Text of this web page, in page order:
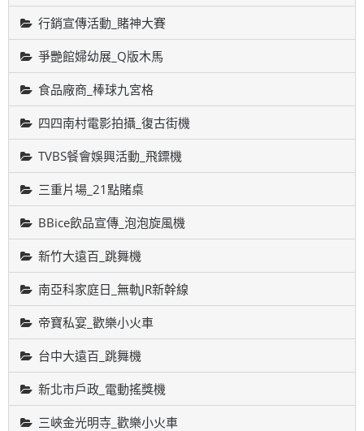
行銷宣傳活動_賭神大賽
爭艷館婦幼展_Q版木馬
食品廠商_棒球九宮格
四四南村電影拍攝_復古街機
TVBS餐會娛興活動_飛鏢機
三重片場_21點賭桌
BBice飲品宣傳_泡泡旋風機
新竹大遠百_跳舞機
南亞科家庭日_無軌JR新幹線
帝寶私宴_歡樂小火車
台中大遠百_跳舞機
新北市戶政_電動搖獎機
三峽金光明寺_歡樂小火車